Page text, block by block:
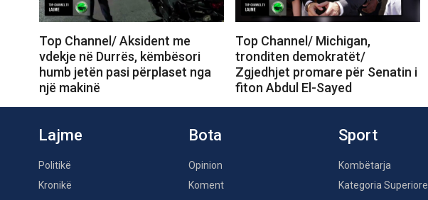
Top Channel/ Aksident me
vdekje në Durrës, këmbësori
humb jetën pasi përplaset nga
një makinë
Top Channel/ Michigan,
tronditen demokratët/
Zgjedhjet promare për Senatin i
fiton Abdul El-Sayed
Lajme
Politikë
Kronikë
Bota
Opinion
Koment
Sport
Kombëtarja
Kategoria Superiore